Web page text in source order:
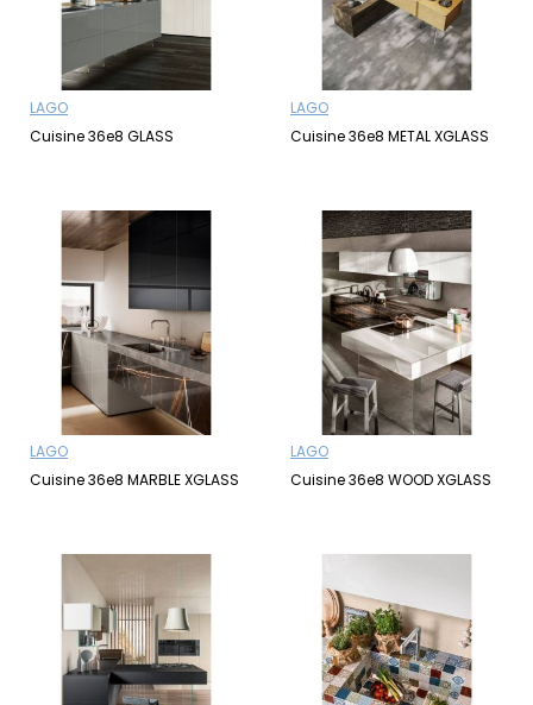
LAGO
Cuisine 36e8 GLASS
LAGO
Cuisine 36e8 METAL XGLASS
LAGO
Cuisine 36e8 MARBLE XGLASS
LAGO
Cuisine 36e8 WOOD XGLASS